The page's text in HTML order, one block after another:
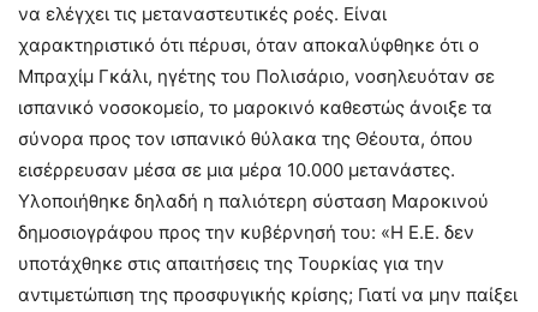
να ελέγχει τις μεταναστευτικές ροές. Είναι
χαρακτηριστικό ότι πέρυσι, όταν αποκαλύφθηκε ότι ο
Μπραχίμ Γκάλι, ηγέτης του Πολισάριο, νοσηλευόταν σε
ισπανικό νοσοκομείο, το μαροκινό καθεστώς άνοιξε τα
σύνορα προς τον ισπανικό θύλακα της Θέουτα, όπου
εισέρρευσαν μέσα σε μια μέρα 10.000 μετανάστες.
Υλοποιήθηκε δηλαδή η παλιότερη σύσταση Μαροκινού
δημοσιογράφου προς την κυβέρνησή του: «Η Ε.Ε. δεν
υποτάχθηκε στις απαιτήσεις της Τουρκίας για την
αντιμετώπιση της προσφυγικής κρίσης; Γιατί να μην παίξει